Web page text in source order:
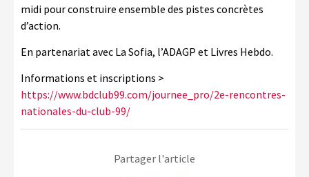
midi pour construire ensemble des pistes concrètes
d’action.
En partenariat avec La Sofia, l’ADAGP et Livres Hebdo.
Informations et inscriptions >
https://www.bdclub99.com/journee_pro/2e-rencontres-
nationales-du-club-99/
Partager l'article